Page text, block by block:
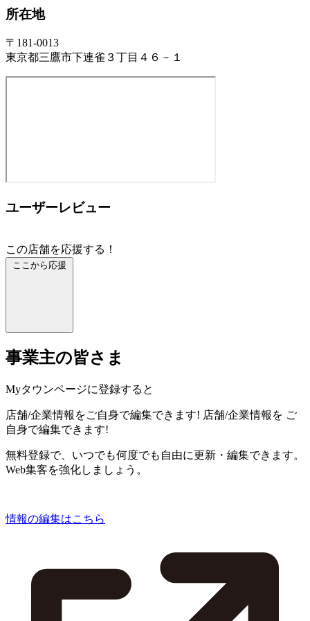
所在地
〒181-0013
東京都三鷹市下連雀３丁目４６－１
ユーザーレビュー
この店舗を応援する！
ここから応援
事業主の皆さま
Myタウンページに登録すると
店舗/企業情報をご自身で編集できます! 店舗/企業情報を ご
自身で編集できます!
無料登録で、いつでも何度でも自由に更新・編集できます。
Web集客を強化しましょう。
情報の編集はこちら